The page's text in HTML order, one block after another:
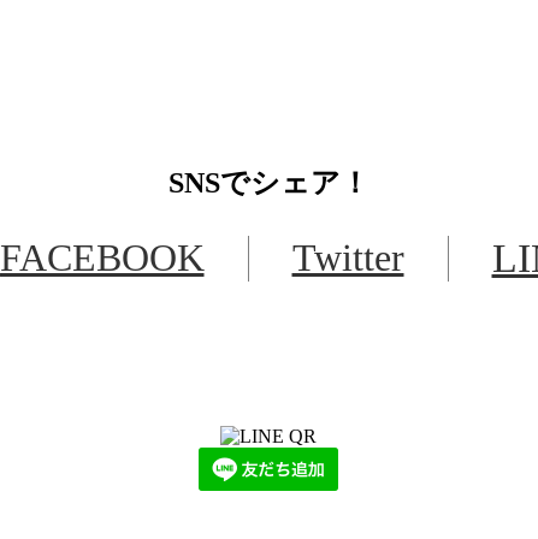
SNSでシェア！
FACEBOOK Twitter